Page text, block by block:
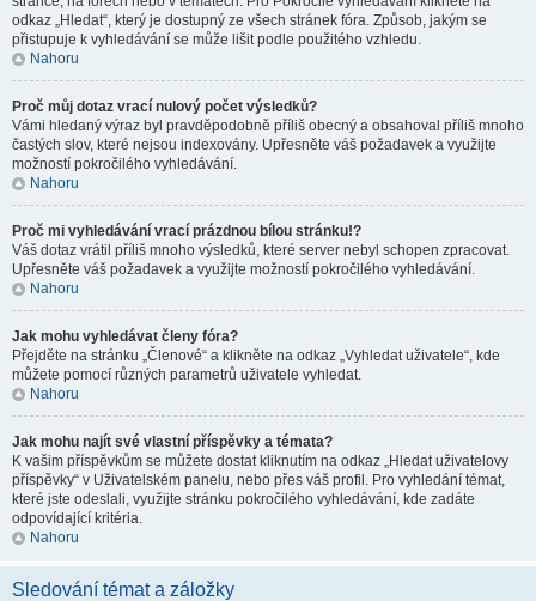
odkaz „Hledat“, který je dostupný ze všech stránek fóra. Způsob, jakým se
přistupuje k vyhledávání se může lišit podle použitého vzhledu.
Nahoru
Proč můj dotaz vrací nulový počet výsledků?
Vámi hledaný výraz byl pravděpodobně příliš obecný a obsahoval příliš mnoho
častých slov, které nejsou indexovány. Upřesněte váš požadavek a využijte
možností pokročilého vyhledávání.
Nahoru
Proč mi vyhledávání vrací prázdnou bílou stránku!?
Váš dotaz vrátil příliš mnoho výsledků, které server nebyl schopen zpracovat.
Upřesněte váš požadavek a využijte možností pokročilého vyhledávání.
Nahoru
Jak mohu vyhledávat členy fóra?
Přejděte na stránku „Členové“ a klikněte na odkaz „Vyhledat uživatele“, kde
můžete pomocí různých parametrů uživatele vyhledat.
Nahoru
Jak mohu najít své vlastní příspěvky a témata?
K vašim příspěvkům se můžete dostat kliknutím na odkaz „Hledat uživatelovy
příspěvky“ v Uživatelském panelu, nebo přes váš profil. Pro vyhledání témat,
které jste odeslali, využijte stránku pokročilého vyhledávání, kde zadáte
odpovídající kritéria.
Nahoru
Sledování témat a záložky